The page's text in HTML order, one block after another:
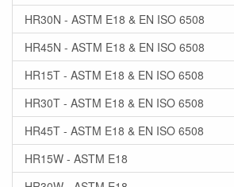
HR30N - ASTM E18 & EN ISO 6508
HR45N - ASTM E18 & EN ISO 6508
HR15T - ASTM E18 & EN ISO 6508
HR30T - ASTM E18 & EN ISO 6508
HR45T - ASTM E18 & EN ISO 6508
HR15W - ASTM E18